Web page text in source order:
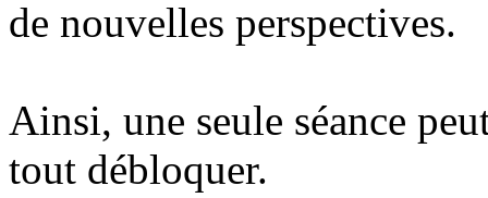
de nouvelles perspectives.
Ainsi, une seule séance
tout débloquer.